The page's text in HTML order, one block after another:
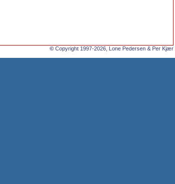
© Copyright 1997-2026, Lone Pedersen & Per Kjær